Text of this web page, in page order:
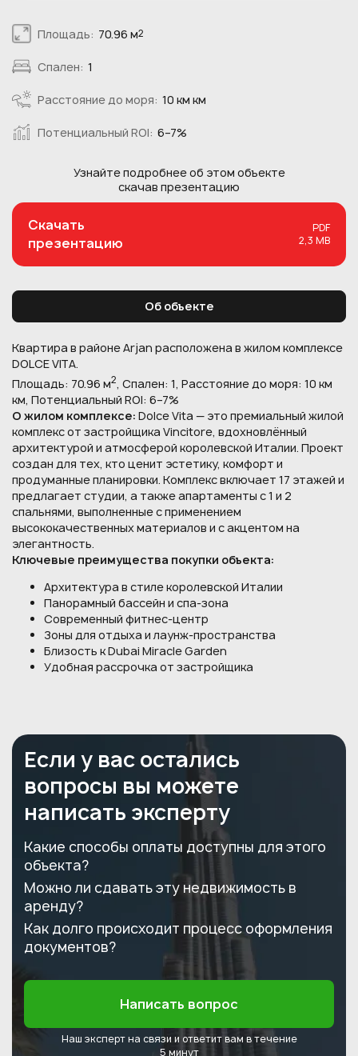
Площадь: 70.96 м2
Спален: 1
Расстояние до моря: 10 км км
Потенциальный ROI: 6–7%
Узнайте подробнее об этом объекте
скачав презентацию
Скачать
презентацию
PDF
2,3 MB
Об объекте
Квартира в районе Arjan расположена в жилом комплексе
DOLCE VITA.
Площадь: 70.96 м2, Спален: 1, Расстояние до моря: 10 км
км, Потенциальный ROI: 6–7%
О жилом комплексе: Dolce Vita — это премиальный жилой
комплекс от застройщика Vincitore, вдохновлённый
архитектурой и атмосферой королевской Италии. Проект
создан для тех, кто ценит эстетику, комфорт и
продуманные планировки. Комплекс включает 17 этажей и
предлагает студии, а также апартаменты с 1 и 2
спальнями, выполненные с применением
высококачественных материалов и с акцентом на
элегантность.
Ключевые преимущества покупки объекта:
Архитектура в стиле королевской Италии
Панорамный бассейн и спа-зона
Современный фитнес-центр
Зоны для отдыха и лаунж-пространства
Близость к Dubai Miracle Garden
Удобная рассрочка от застройщика
Если у вас остались
вопросы вы можете
написать эксперту
Какие способы оплаты доступны для этого
объекта?
Можно ли сдавать эту недвижимость в
аренду?
Как долго происходит процесс оформления
документов?
Написать вопрос
Наш эксперт на связи и ответитвам в течение
5 минут